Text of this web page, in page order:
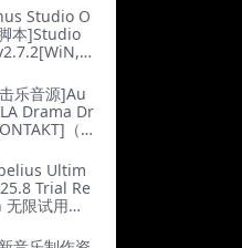
Studio O
本]Studio
乐音源]Au
Drama Dr
（2
Ultim
Trial Re
限试用版
库25G